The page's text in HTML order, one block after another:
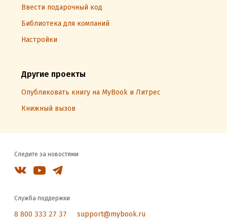
Ввести подарочный код
Библиотека для компаний
Настройки
Другие проекты
Опубликовать книгу на MyBook и Литрес
Книжный вызов
Следите за новостями
Служба поддержки
8 800 333 27 37 support@mybook.ru